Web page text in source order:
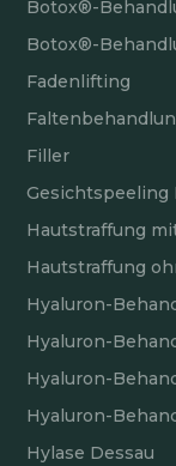
Botox®-
Botox®-
Fadenlifting
Filler
Gesichtspeeling
Hautstraffung
Hautstraffung
Hyaluron-
Hyaluron-
Hyaluron-
Hyaluron-
Hylase Dessau